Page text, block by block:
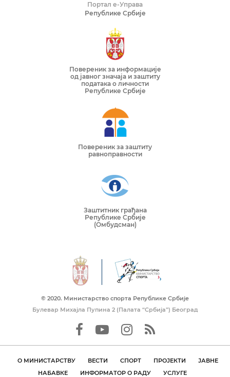
Портал е-Управа
Републике Србије
Повереник за информације
од јавног значаја и заштиту
података о личности
Републике Србије
Повереник за заштиту
равноправности
Заштитник грађана
Републике Србије
(Омбудсман)
© 2020. Mинистарство спорта Републике Србије
Булевар Михајла Пупина 2 (Палата “Србија”) Београд
О МИНИСТАРСТВУ ВЕСТИ СПОРТ ПРОЈЕКТИ
ЈАВНЕ
НАБАВКЕ
ИНФОРМАТОР О РАДУ УСЛУГЕ